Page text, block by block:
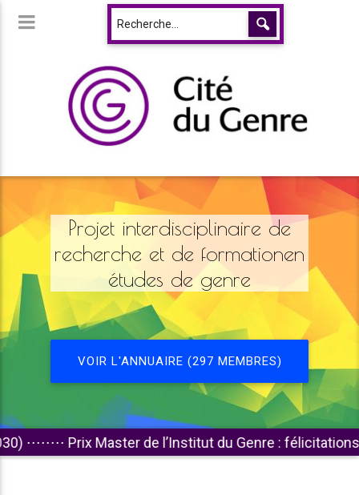
Projet interdisciplinaire de
recherche et de formationen
études de genre
VOIR L'ANNUAIRE (297 MEMBRES)
Prix Master de l’Institut du Genre : félicitations aux